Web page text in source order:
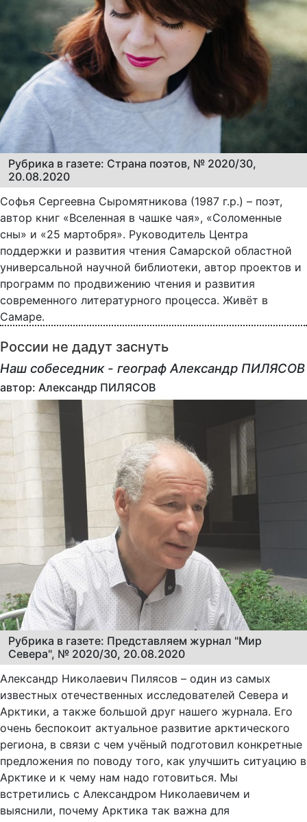
Рубрика в газете: Страна поэтов, № 2020/30,
20.08.2020
Софья Сергеевна Сыромятникова (1987 г.р.) – поэт,
автор книг «Вселенная в чашке чая», «Соломенные
сны» и «25 мартобря». Руководитель Центра
поддержки и развития чтения Самарской областной
универсальной научной библиотеки, автор проектов и
программ по продвижению чтения и развития
современного литературного процесса. Живёт в
Самаре.
России не дадут заснуть
Наш собеседник - географ Александр ПИЛЯСОВ
автор: Александр ПИЛЯСОВ
Рубрика в газете: Представляем журнал "Мир
Севера", № 2020/30, 20.08.2020
Александр Николаевич Пилясов – один из самых
известных отечественных исследователей Севера и
Арктики, а также большой друг нашего журнала. Его
очень беспокоит актуальное развитие арктического
региона, в связи с чем учёный подготовил конкретные
предложения по поводу того, как улучшить ситуацию в
Арктике и к чему нам надо готовиться. Мы
встретились с Александром Николаевичем и
выяснили, почему Арктика так важна для